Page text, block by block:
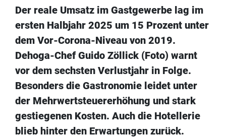
Der reale Umsatz im Gastgewerbe lag im
ersten Halbjahr 2025 um 15 Prozent unter
dem Vor-Corona-Niveau von 2019.
Dehoga-Chef Guido Zöllick (Foto) warnt
vor dem sechsten Verlustjahr in Folge.
Besonders die Gastronomie leidet unter
der Mehrwertsteuererhöhung und stark
gestiegenen Kosten. Auch die Hotellerie
blieb hinter den Erwartungen zurück.